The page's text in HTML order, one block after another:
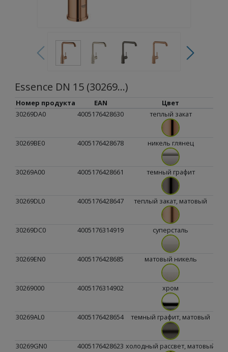
Essence DN 15 (30269...)
Номер продукта EAN
Цвет
30269DA0
4005176428630 теплый закат
30269BE0 4005176428678 никель глянец
30269A00 4005176428661 темный графит
30269DL0 4005176428647 теплый закат, матовый
30269DC0 4005176314919 суперсталь
30269EN0 4005176428685 матовый никель
30269000 4005176314902 хром
30269AL0 4005176428654 темный графит, матовый
30269GN0 4005176428623 холодный рассвет, матовый